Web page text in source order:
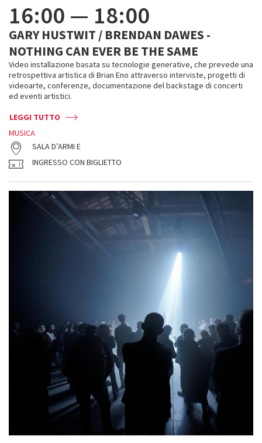
16:00 — 18:00
GARY HUSTWIT / BRENDAN DAWES -
NOTHING CAN EVER BE THE SAME
Video installazione basata su tecnologie generative, che prevede una
retrospettiva artistica di Brian Eno attraverso interviste, progetti di
videoarte, conferenze, documentazione del backstage di concerti
ed eventi artistici.
LEGGI TUTTO
MUSICA
SALA D’ARMI E
INGRESSO CON BIGLIETTO